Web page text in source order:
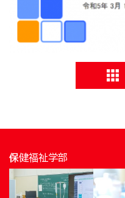
保健福祉学部